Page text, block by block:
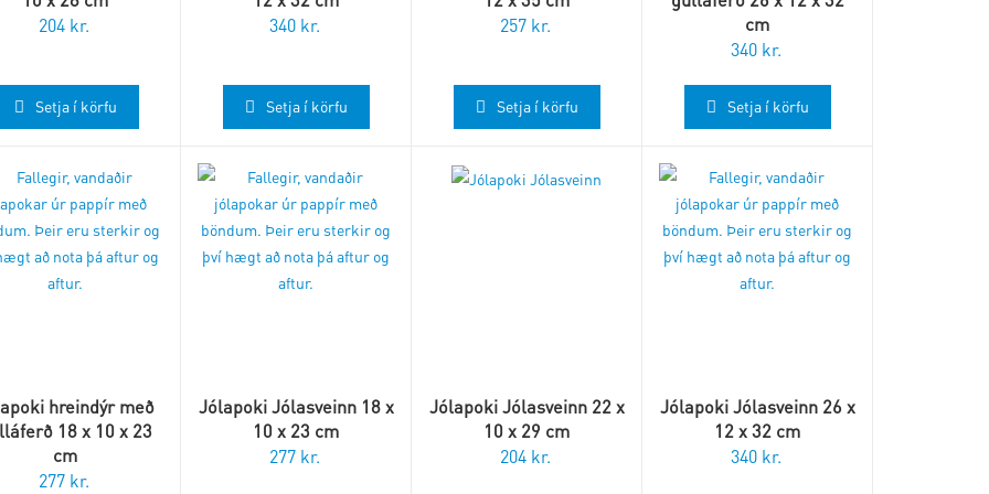
204 kr.
Setja í körfu
340 kr.
Setja í körfu
257 kr.
Setja í körfu
cm
340 kr.
Setja í körfu
hreindýr með
18 x 10 x 23
cm
277 kr.
Jólapoki Jólasveinn 18 x
10 x 23 cm
277 kr.
Jólapoki Jólasveinn 22 x
10 x 29 cm
204 kr.
Jólapoki Jólasveinn 26 x
12 x 32 cm
340 kr.